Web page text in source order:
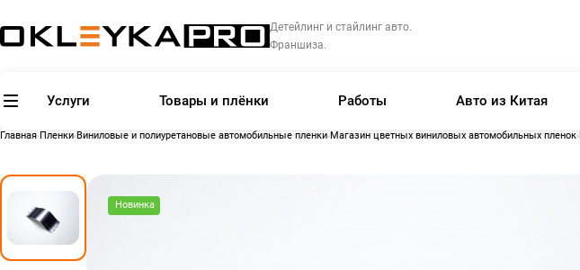
Детейлинг и стайлинг авто.
Франшиза.
Услуги Товары и плёнки Работы Авто из Китая
Главная Пленки Виниловые и полиуретановые автомобильные пленки Магазин цветных виниловых автомобильных пленок
Новинка